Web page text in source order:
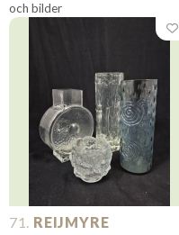
och bilder
71. REIJMYRE